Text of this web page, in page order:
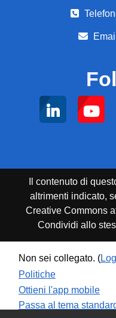
Il contenuto di
altrimenti indicato,
Creative Commons
Condividi allo
Non sei collegato. (
Politiche
Ottieni l'app mobile
Passa al tema